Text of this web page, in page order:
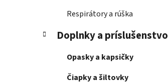
Respirátory a rúška
Doplnky a príslušenstvo
Opasky a kapsičky
Čiapky a šiltovky